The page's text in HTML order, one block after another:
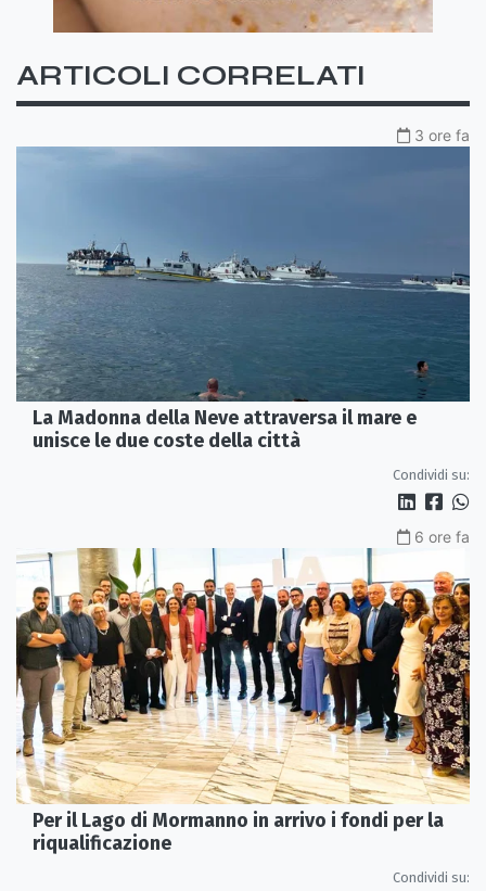
ARTICOLI CORRELATI
3 ore fa
La Madonna della Neve attraversa il mare e
unisce le due coste della città
Condividi su:
6 ore fa
Per il Lago di Mormanno in arrivo i fondi per la
riqualificazione
Condividi su: